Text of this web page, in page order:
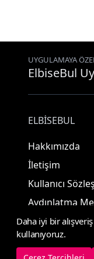
UYGULAMAYA
ElbiseBul
ELBISEBUL
Hakkımızda
İletişim
Kullanıcı
Aydınlatma
Daha iyi bir
kullanıyoruz.